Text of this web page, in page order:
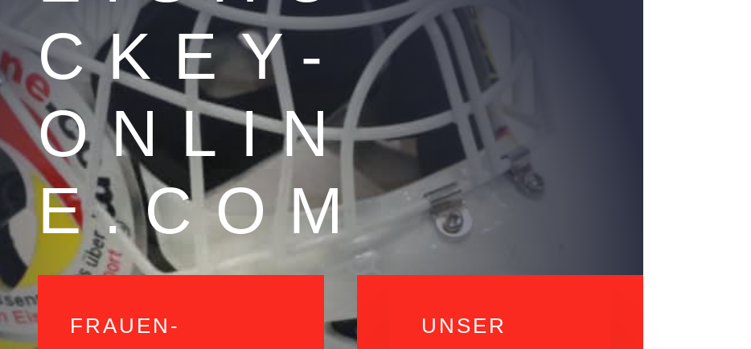
CKEY-
ONLIN
E.COM
FRAUEN-
UNSER